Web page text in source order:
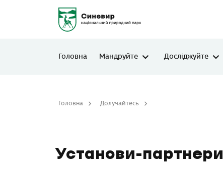
Головна Мандруйте Досліджуйте
Головна Долучайтесь
Установи-партнери